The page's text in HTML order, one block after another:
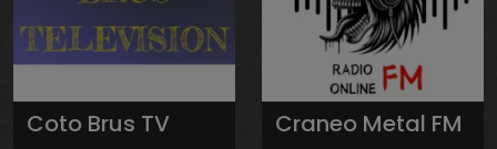
Coto Brus TV Craneo Metal FM